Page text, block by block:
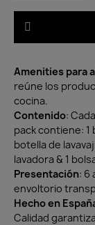
Amenities para
reúne los
cocina.
Contenido:
pack contiene: 1
botella de
lavadora & 1
Presentación: 6
envoltorio
Hecho en
Calidad